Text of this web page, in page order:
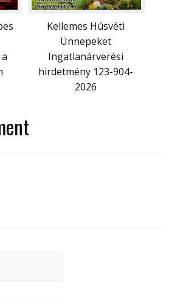
Kellemes Húsvéti
Ünnepeket
Ingatlanárverési
hirdetmény 123-904-
2026